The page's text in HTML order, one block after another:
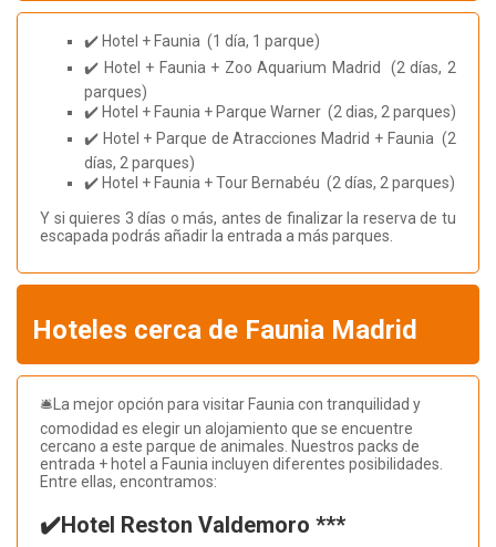
✔️ Hotel + Faunia (1 día, 1 parque)
✔️ Hotel + Faunia + Zoo Aquarium Madrid (2 días, 2
parques)
✔️ Hotel + Faunia + Parque Warner (2 dias, 2 parques)
✔️ Hotel + Parque de Atracciones Madrid + Faunia (2
días, 2 parques)
✔️ Hotel + Faunia + Tour Bernabéu (2 días, 2 parques)
Y si quieres 3 días o más, antes de finalizar la reserva de tu
escapada podrás añadir la entrada a más parques.
Hoteles cerca de Faunia Madrid
🛎️La mejor opción para visitar Faunia con tranquilidad y
comodidad es elegir un alojamiento que se encuentre
cercano a este parque de animales. Nuestros packs de
entrada + hotel a Faunia incluyen diferentes posibilidades.
Entre ellas, encontramos:
✔️Hotel Reston Valdemoro ***